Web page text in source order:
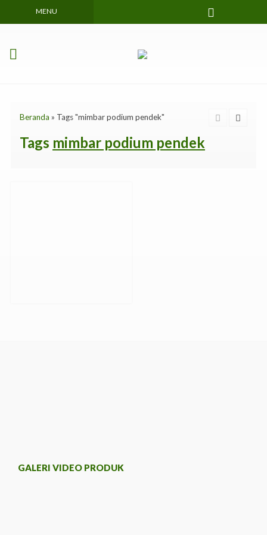
MENU
Beranda » Tags "mimbar podium pendek"
Tags mimbar podium pendek
GALERI VIDEO PRODUK